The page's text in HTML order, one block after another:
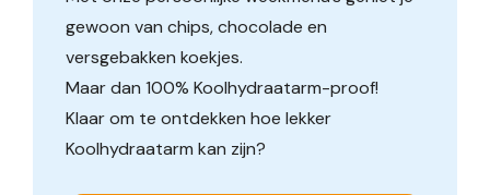
gewoon van chips, chocolade en
versgebakken koekjes.
Maar dan 100% Koolhydraatarm-proof!
Klaar om te ontdekken hoe lekker
Koolhydraatarm kan zijn?